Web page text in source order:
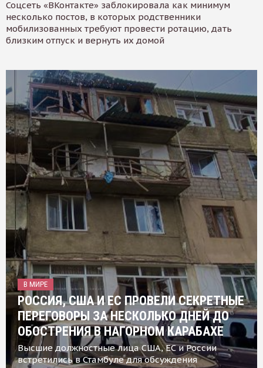
Соцсеть «ВКонтакте» заблокировала как минимум
несколько постов, в которых родственники
мобилизованных требуют провести ротацию, дать
близким отпуск и вернуть их домой
В МИРЕ
РОССИЯ, США И ЕС ПРОВЕЛИ СЕКРЕТНЫЕ
ПЕРЕГОВОРЫ ЗА НЕСКОЛЬКО ДНЕЙ ДО
ОБОСТРЕНИЯ В НАГОРНОМ КАРАБАХЕ
Высшие должностные лица США, ЕС и России
встретились в Стамбуле для обсуждения